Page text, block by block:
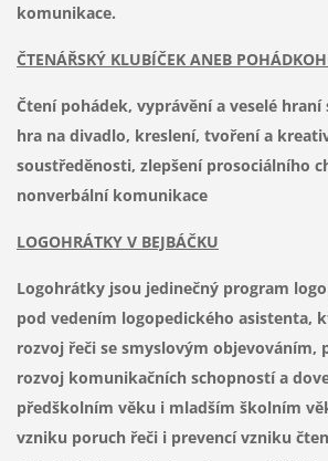
komunikace.
ČTENÁŘSKÝ KLUBÍČEK ANEB
Čtení pohádek, vyprávění a veselé hraní
hra na divadlo, kreslení, tvoření a
soustředěnosti, zlepšení prosociálního
nonverbální komunikace
LOGOHRÁTKY V BEJBÁČKU
Logohrátky jsou jedinečný program
pod vedením logopedického asistenta,
rozvoj řeči se smyslovým objevováním,
rozvoj komunikačních schopností a
předškolním věku i mladším školním
vzniku poruch řeči i prevencí vzniku